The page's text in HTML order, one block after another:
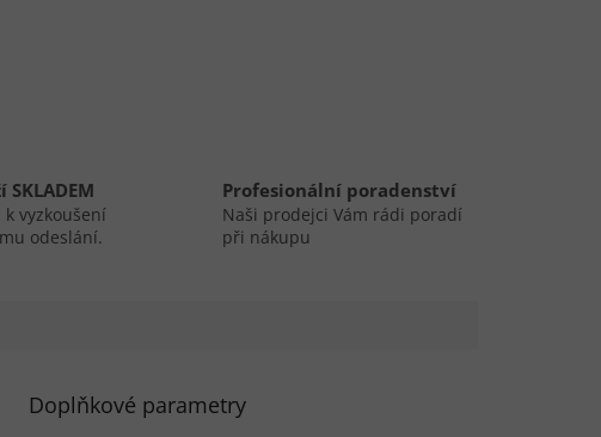
vyzkoušení
odeslání.
Profesionální poradenství
Naši prodejci Vám rádi poradí
při nákupu
Doplňkové parametry